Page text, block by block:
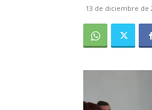
13 de diciembre de